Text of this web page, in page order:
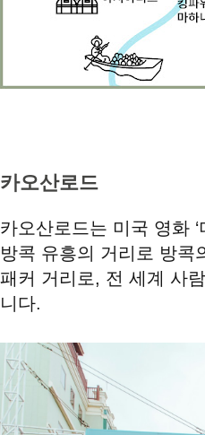
카오산로드
카오산로드는 미국 영화
방콕 유흥의 거리로 방콕
패커 거리로, 전 세계 사
니다.